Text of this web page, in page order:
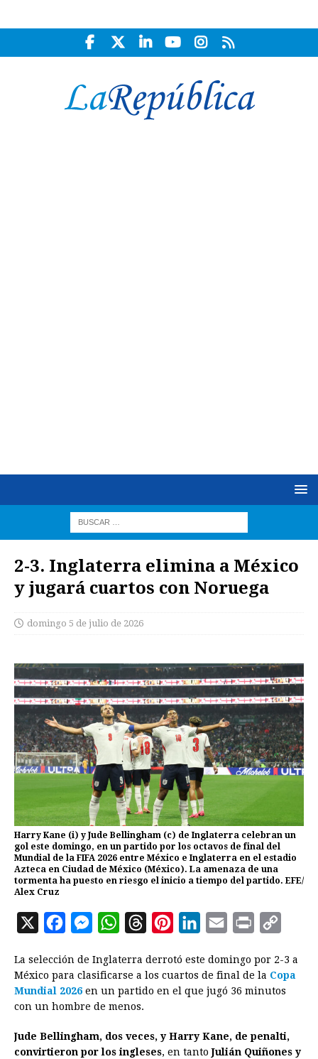
2-3. Inglaterra elimina a México
y jugará cuartos con Noruega
domingo 5 de julio de 2026
Harry Kane (i) y Jude Bellingham (c) de Inglaterra celebran un
gol este domingo, en un partido por los octavos de final del
Mundial de la FIFA 2026 entre México e Inglaterra en el estadio
Azteca en Ciudad de México (México). La amenaza de una
tormenta ha puesto en riesgo el inicio a tiempo del partido. EFE/
Alex Cruz
X
c
e
b
o
M
s
s
e
g
W
a
t
s
p
r
e
s
n
t
e
n
k
I
a
i
n
p
y
i
n
La selección de Inglaterra derrotó este domingo por 2-3 a
México para clasificarse a los cuartos de final de la Copa
Mundial 2026 en un partido en el que jugó 36 minutos
con un hombre de menos.
Jude Bellingham, dos veces, y Harry Kane, de penalti,
convirtieron por los ingleses, en tanto Julián Quiñones y